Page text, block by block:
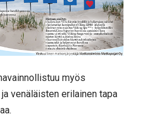
myös
venäläisten erilainen tapa